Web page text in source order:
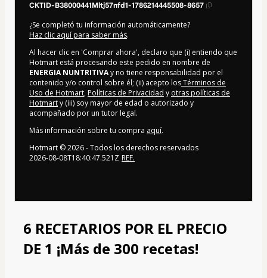
CKTID-B38000441Mltj57nfd1-1786214445508-8657
¿Se completó tu información automáticamente?
Haz clic aquí para saber más.
Al hacer clic en 'Comprar ahora', declaro que (i) entiendo que
Hotmart está procesando este pedido en nombre de
ENERGIA NUNTRITIVAy no tiene responsabilidad por el
contenido y/o control sobre él; (ii) acepto losTérminos de
Uso de Hotmart, Políticas de Privacidad y otras políticas de
Hotmarty (iii) soy mayor de edad o autorizado y
acompañado por un tutor legal.
Más información sobre tu compra aquí.
Hotmart ©2026- Todos los derechos reservados
2026-08-08T18:40:47.521Z REF.
6 RECETARIOS POR EL PRECIO
DE 1 ¡Más de 300 recetas!